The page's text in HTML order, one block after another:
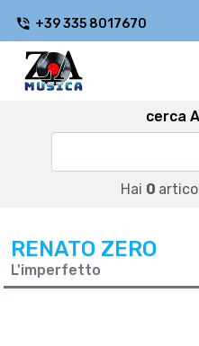
+39 335 8017670
cerca
Hai 0
RENATO ZERO
L'imperfetto